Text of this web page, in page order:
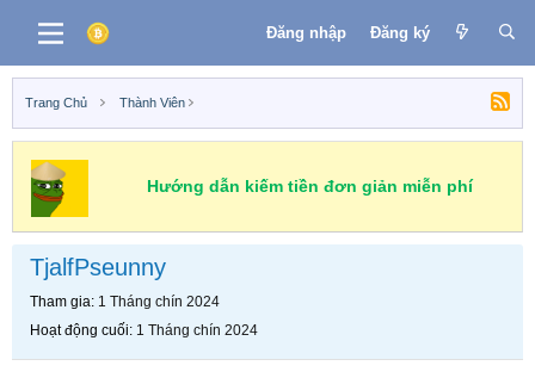
Đăng nhập Đăng ký
Trang Chủ Thành Viên
Hướng dẫn kiếm tiền đơn giản miễn phí
TjalfPseunny
Tham gia 1 Tháng chín 2024
Hoạt động cuối 1 Tháng chín 2024